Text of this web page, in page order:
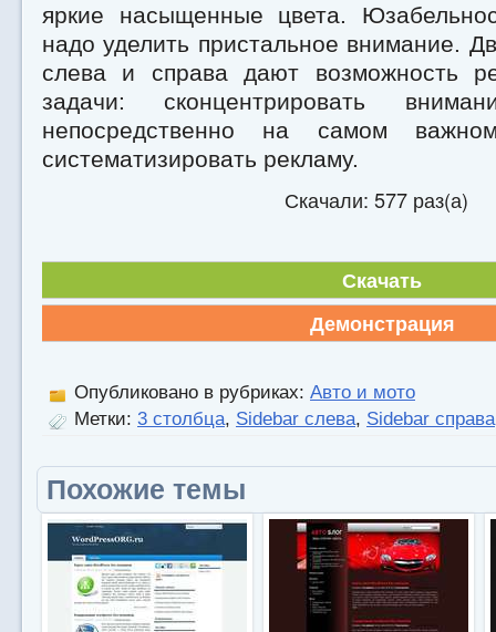
яркие насыщенные цвета.
надо уделить пристальное внимание.
слева и справа дают возможность
задачи: сконцентрировать
непосредственно на самом
систематизировать рекламу.
Скачали: 577 раз(а)
Скачать
Демонстрация
Опубликовано в рубриках: Авто и мото
Метки: 3 столбца, Sidebar слева, Sidebar справа
Похожие темы